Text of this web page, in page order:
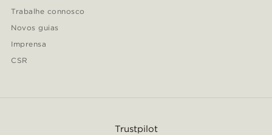
Trabalhe connosco
Novos guias
Imprensa
CSR
Trustpilot